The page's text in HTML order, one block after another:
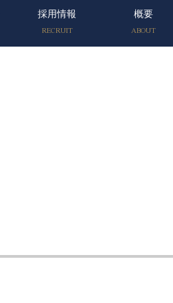
採用情報
RECRUIT
概要
ABOUT